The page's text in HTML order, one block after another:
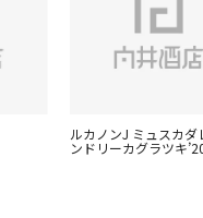
ルカノンJ ミュスカダ
ンドリーカグラツキ